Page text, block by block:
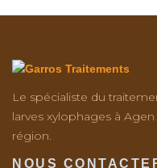
Le spécialiste du
larves xylophages à
région.
NOUS